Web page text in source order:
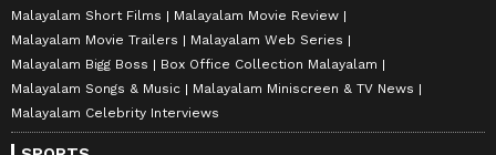
Malayalam Short Films
Malayalam Movie Review
Malayalam Movie Trailers
Malayalam Web Series
Malayalam Bigg Boss
Box Office Collection Malayalam
Malayalam Songs & Music
Malayalam Miniscreen & TV News
Malayalam Celebrity Interviews